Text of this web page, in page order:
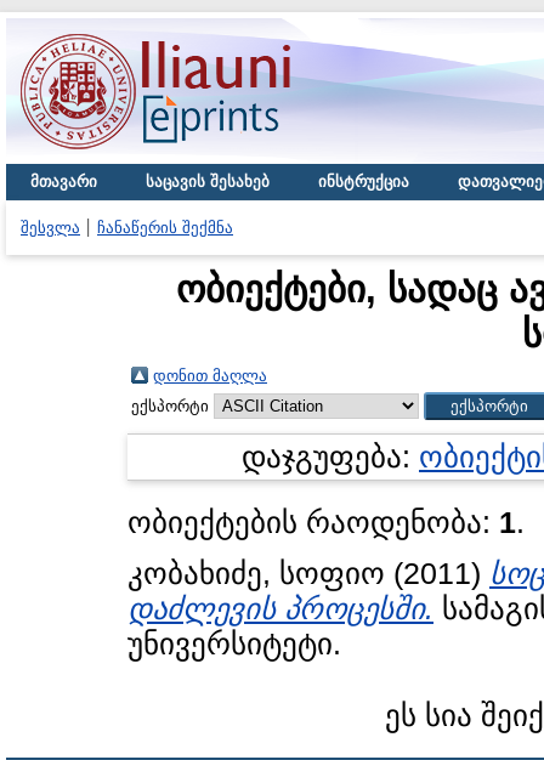
მთავარი საცავის შესახებ ინსტრუქცია
შესვლა ჩანაწერის შექმნა
ობიექტები, სადაც
დონით მაღლა
ექსპორტი
დაჯგუფება:
ობიექტების რაოდენობა: 1.
კობახიძე, სოფიო (2011)
დაძლევის პროცესში.
უნივერსიტეტი.
ეს სია